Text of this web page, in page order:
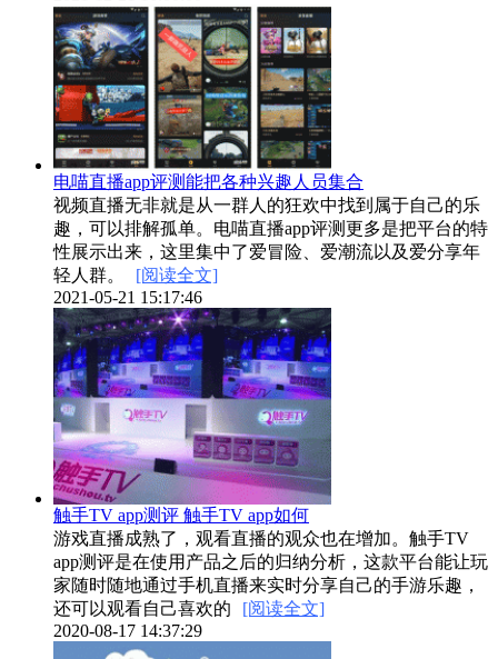
电喵直播app评测能把各种兴趣人员集合
视频直播无非就是从一群人的狂欢中找到属于自己的乐
趣，可以排解孤单。电喵直播app评测更多是把平台的特
性展示出来，这里集中了爱冒险、爱潮流以及爱分享年
轻人群。
[阅读全文]
2021-05-21 15:17:46
触手TV app测评 触手TV app如何
游戏直播成熟了，观看直播的观众也在增加。触手TV
app测评是在使用产品之后的归纳分析，这款平台能让玩
家随时随地通过手机直播来实时分享自己的手游乐趣，
还可以观看自己喜欢的
[阅读全文]
2020-08-17 14:37:29